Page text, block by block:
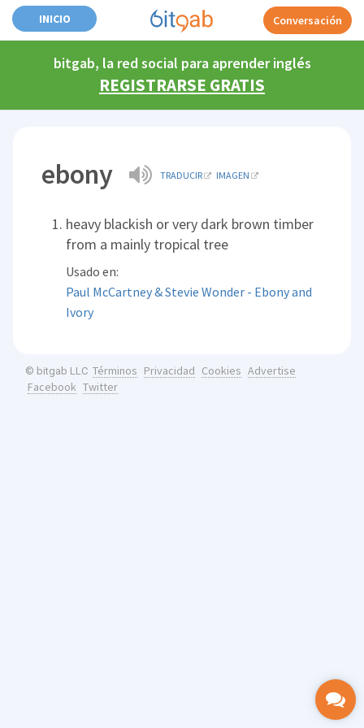
INICIO Conversación
bitgab, la red social para aprender inglés
REGISTRARSE GRATIS
ebony TRADUCIR IMAGEN
heavy blackish or very dark brown timber
from a mainly tropical tree
Usado en:
Paul McCartney & Stevie Wonder - Ebony and
Ivory
© bitgab LLC Términos Privacidad Cookies Advertise
Facebook Twitter